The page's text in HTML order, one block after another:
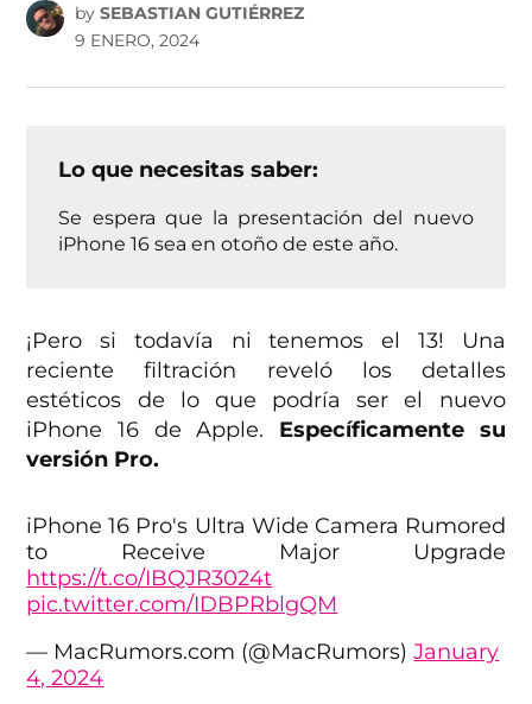
by SEBASTIAN GUTIÉRREZ
9 ENERO, 2024
Lo que necesitas saber:
Se espera que la presentación del nuevo
iPhone 16 sea en otoño de este año.
¡Pero si todavía ni tenemos el 13! Una
reciente filtración reveló los detalles
estéticos de lo que podría ser el nuevo
iPhone 16 de Apple. Específicamente su
versión Pro.
iPhone 16 Pro's Ultra Wide Camera Rumored
to Receive Major Upgrade
https://t.co/IBQJR3024t
pic.twitter.com/IDBPRblgQM
— MacRumors.com (@MacRumors)January
4, 2024